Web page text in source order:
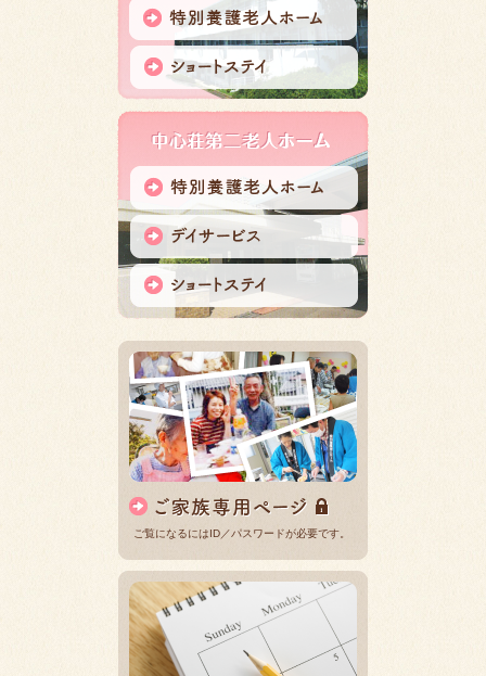
ご覧になるにはID／パスワードが必要です。